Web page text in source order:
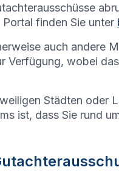
finden Sie unter
auch andere
Verfügung, wobei
Städten oder
ist, dass Sie rund